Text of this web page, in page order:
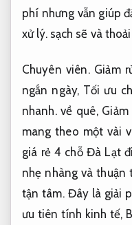
phí nhưng vẫn giúp
xử lý.sạch sẽ và
Chuyên viên. Giảm
ngắn ngày, Tối ưu
nhanh.về quê,
mang theo một vài
giá rẻ 4 chỗ Đà Lạt
nhẹ nhàng và thuận
tận tâm.Đây là giải
ưu tiên tính kinh tế,